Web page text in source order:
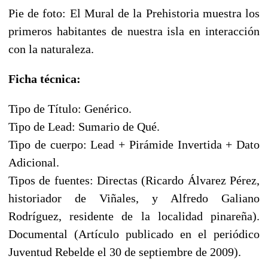
Pie de foto: El Mural de la Prehistoria muestra los
primeros habitantes de nuestra isla en interacción
con la naturaleza.
Ficha técnica:
Tipo de Título: Genérico.
Tipo de Lead: Sumario de Qué.
Tipo de cuerpo: Lead + Pirámide Invertida + Dato
Adicional.
Tipos de fuentes: Directas (Ricardo Álvarez Pérez,
historiador de Viñales, y Alfredo Galiano
Rodríguez, residente de la localidad pinareña).
Documental (Artículo publicado en el periódico
Juventud Rebelde el 30 de septiembre de 2009).